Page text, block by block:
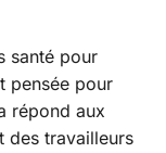
santé pour
pensée pour
répond aux
des travailleurs